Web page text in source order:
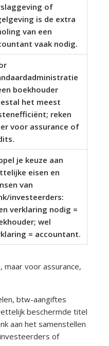
of
is de extra
van een
vaak nodig.
boekhouder
het meest
reken
voor assurance of
je keuze aan
eisen en
van
investeerders:
verklaring nodig =
wel
= accountant.
maar voor assurance,
btw-aangiftes
beschermde titel
aan het samenstellen
of